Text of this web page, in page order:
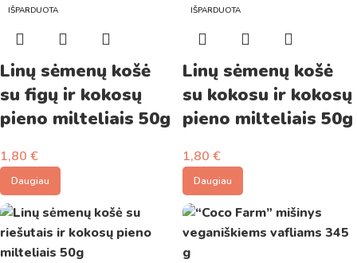
IŠPARDUOTA
Linų sėmenų košė
su figų ir kokosų
pieno milteliais 50g
1,80 €
Daugiau
IŠPARDUOTA
Linų sėmenų košė
su kokosu ir kokosų
pieno milteliais 50g
1,80 €
Daugiau